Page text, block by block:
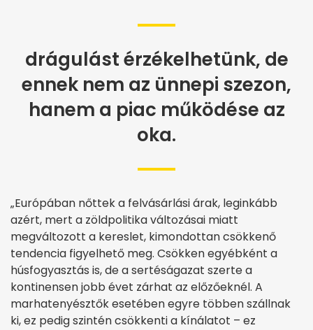
drágulást érzékelhetünk, de
ennek nem az ünnepi szezon,
hanem a piac működése az
oka.
„Európában nőttek a felvásárlási árak, leginkább
azért, mert a zöldpolitika változásai miatt
megváltozott a kereslet, kimondottan csökkenő
tendencia figyelhető meg. Csökken egyébként a
húsfogyasztás is, de a sertéságazat szerte a
kontinensen jobb évet zárhat az előzőeknél. A
marhatenyésztők esetében egyre többen szállnak
ki, ez pedig szintén csökkenti a kínálatot – ez